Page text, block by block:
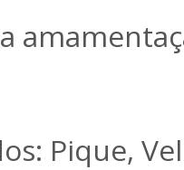
Pique,